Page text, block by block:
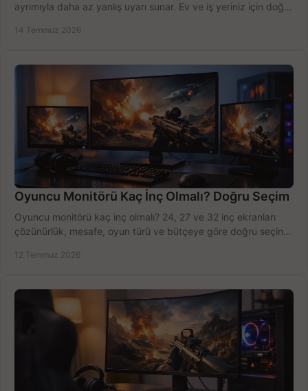
ayrımıyla daha az yanlış uyarı sunar. Ev ve iş yeriniz için doğru
14 Temmuz 2026
Oyuncu Monitörü Kaç İnç Olmalı? Doğru Seçim
Oyuncu monitörü kaç inç olmalı? 24, 27 ve 32 inç ekranları
çözünürlük, mesafe, oyun türü ve bütçeye göre doğru seçin,
12 Temmuz 2026